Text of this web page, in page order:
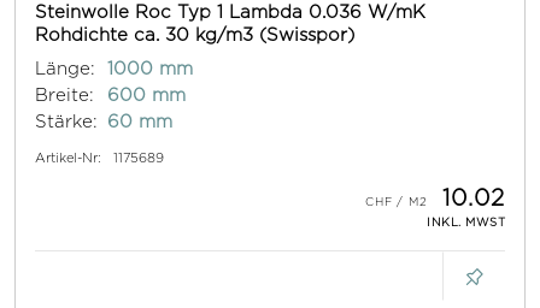
Steinwolle Roc Typ 1 Lambda 0.036 W/mK
Rohdichte ca. 30 kg/m3 (Swisspor)
Länge:
1000 mm
Breite:
600 mm
Stärke:
60 mm
Artikel-Nr: 1175689
10.02
INKL. MWST